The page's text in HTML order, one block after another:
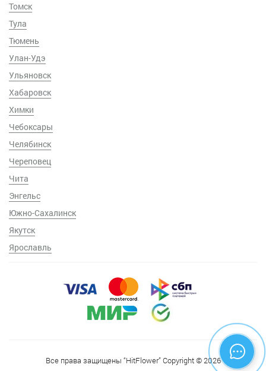
Томск
Тула
Тюмень
Улан-Удэ
Ульяновск
Хабаровск
Химки
Чебоксары
Челябинск
Череповец
Чита
Энгельс
Южно-Сахалинск
Якутск
Ярославль
Все права защищены “HitFlower” Copyright © 2026